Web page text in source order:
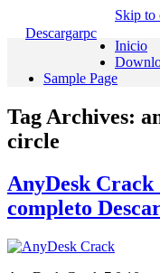
Descargarpc
Skip to
Inicio
Sample Page
Tag Archives:
circle
AnyDesk Crack
completo